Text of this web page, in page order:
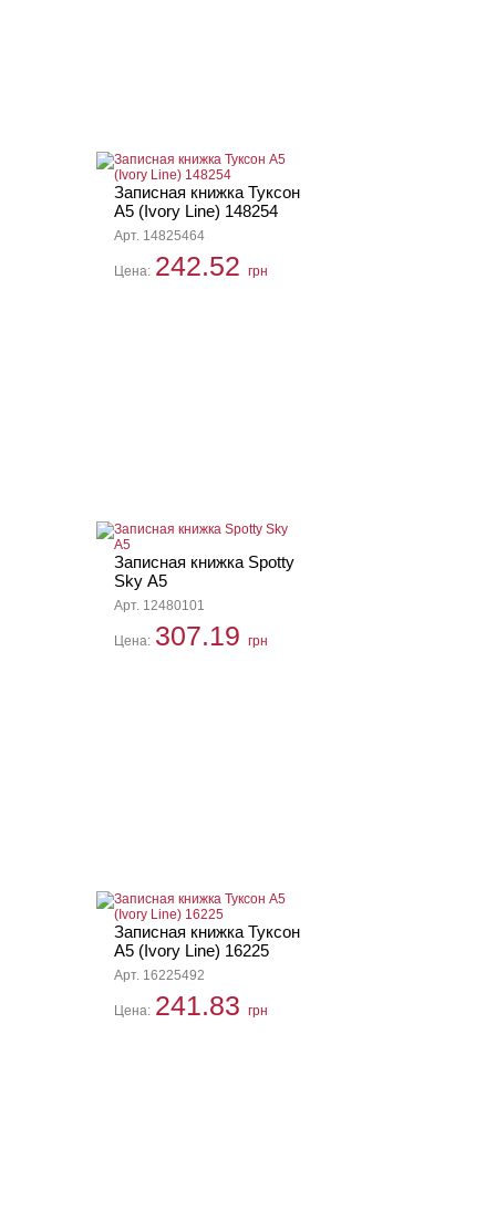
Записная книжка Туксон
А5 (Ivory Line) 148254
Арт. 14825464
Цена: 242.52 грн
Записная книжка Spotty
Sky А5
Арт. 12480101
Цена: 307.19 грн
Записная книжка Туксон
А5 (Ivory Line) 16225
Арт. 16225492
Цена: 241.83 грн